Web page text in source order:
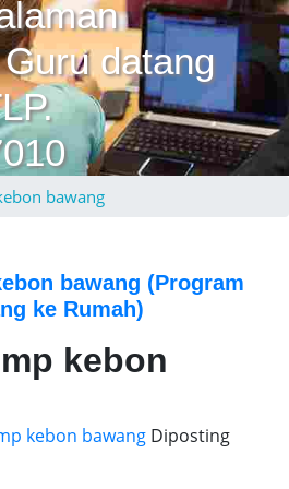
datang
bawang
bawang (Program
ke Rumah)
kebon
kebon bawang Diposting